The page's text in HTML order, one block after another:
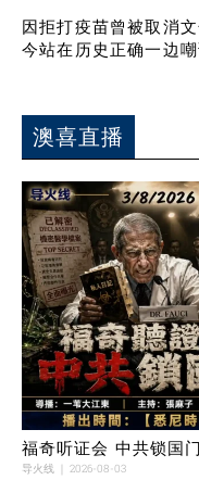
因拒打疫苗曾被取消
今站在历史正确一边
澳喜直播
福奇听证会 中共锁国门
导火线 2026-08-03